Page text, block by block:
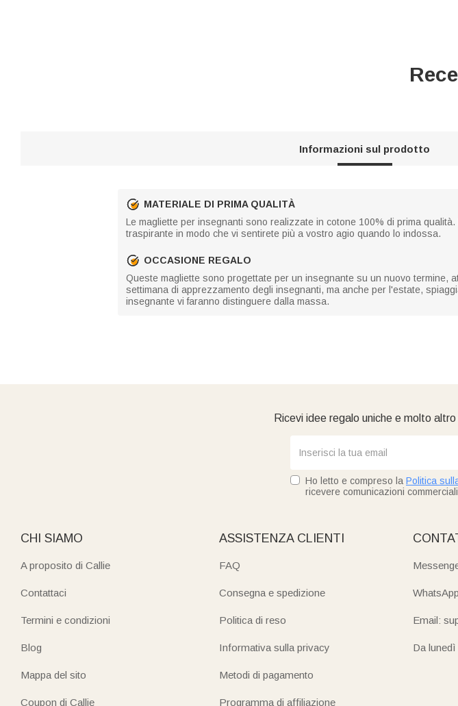
Informazioni sul prodotto
MATERIALE DI PRIMA QUALITÀ
Le magliette per insegnanti sono realizzate in cotone 100% di prima
traspirante in modo che vi sentirete più a vostro agio quando lo indossa.
OCCASIONE REGALO
Queste magliette sono progettate per un insegnante su un nuovo
settimana di apprezzamento degli insegnanti, ma anche per l'estate,
insegnante vi faranno distinguere dalla massa.
Ricevi idee regalo uniche e molto
Ho letto e compreso la Politica
ricevere comunicazioni
CHI SIAMO
A proposito di Callie
Contattaci
Termini e condizioni
Blog
Mappa del sito
Coupon di Callie
ASSISTENZA CLIENTI
FAQ
Consegna e spedizione
Politica di reso
Informativa sulla privacy
Metodi di pagamento
Programma di affiliazione
WhatsApp
Email:
Da